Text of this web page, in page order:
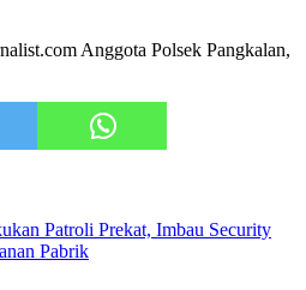
Anggota Polsek Pangkalan,
Patroli Prekat, Imbau Security
Pabrik